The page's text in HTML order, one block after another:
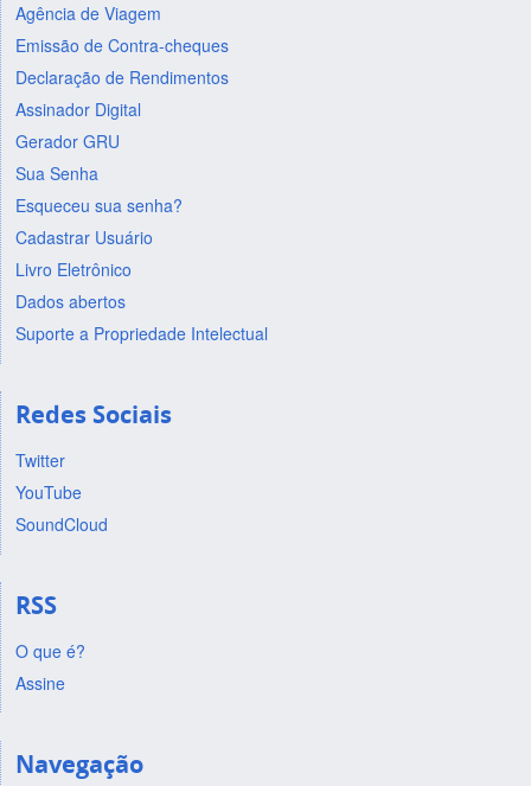
Agência de Viagem
Emissão de Contra-cheques
Declaração de Rendimentos
Assinador Digital
Gerador GRU
Sua Senha
Esqueceu sua senha?
Cadastrar Usuário
Livro Eletrônico
Dados abertos
Suporte a Propriedade Intelectual
Redes Sociais
Twitter
YouTube
SoundCloud
RSS
O que é?
Assine
Navegação